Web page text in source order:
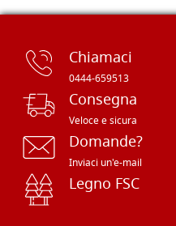
Chiamaci
0444-659513
Consegna
Veloce e sicura
Domande?
Inviaci un'e-mail
Legno FSC